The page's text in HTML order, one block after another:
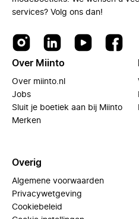
services? Volg ons dan!
Over Miinto
Over miinto.nl
Jobs
Sluit je boetiek aan bij Miinto
Merken
Overig
Algemene voorwaarden
Privacywetgeving
Cookiebeleid